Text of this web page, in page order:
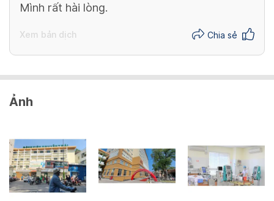
Mình rất hài lòng.
Xem bản dịch Chia sẻ
Ảnh